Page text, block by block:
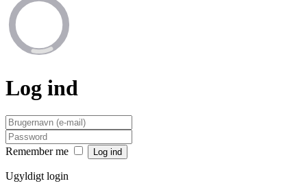
Log ind
Remember me
Ugyldigt login